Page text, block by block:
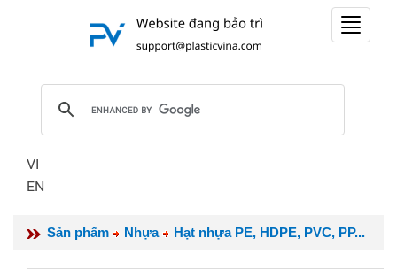
Toggle
VI
EN
Sản phẩm Nhựa Hạt nhựa PE, HDPE, PVC, PP...